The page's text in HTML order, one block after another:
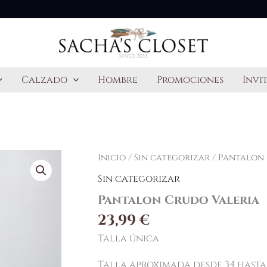
Calzado Hombre Promociones
Inicio/ Sin categorizar/ Pantalon
Sin categorizar
Pantalon Crudo Valeria
23,99€
Talla única